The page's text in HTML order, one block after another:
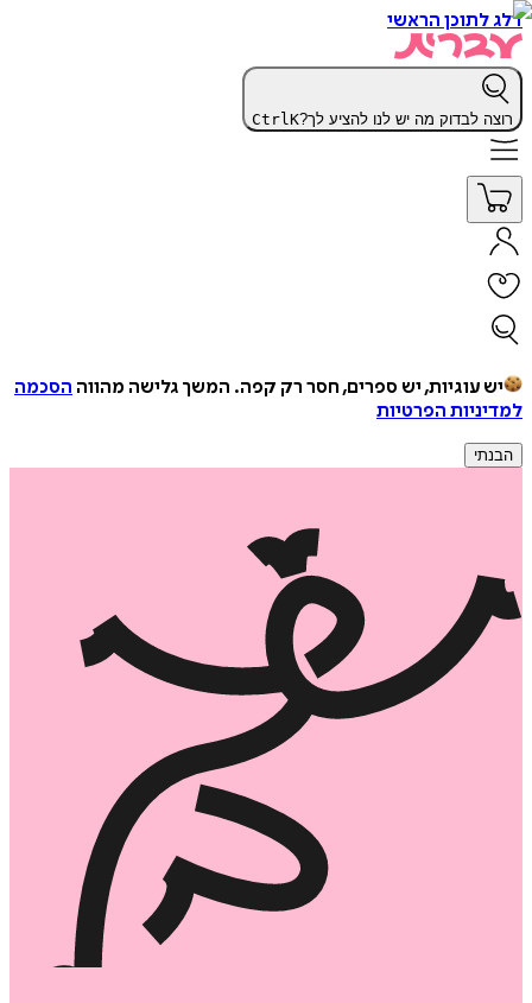
דלג לתוכן הראשי
רוצה לבדוק מה יש לנו להציע לך? CtrlK
יש עוגיות, יש ספרים, חסר רק קפה. המשך גלישה מהווה הסכמה
למדיניות הפרטיות
הבנתי